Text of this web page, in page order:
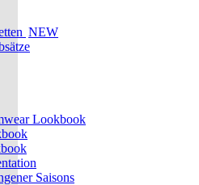
NEW
Lookbook
Saisons